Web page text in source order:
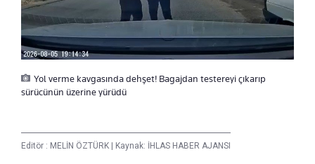
Yol verme kavgasında dehşet! Bagajdan testereyi çıkarıp
sürücünün üzerine yürüdü
Editör : MELİN ÖZTÜRK | Kaynak: İHLAS HABER AJANSI